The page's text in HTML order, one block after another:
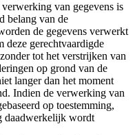
van gegevens is
belang van de
de gegevens verwerkt
deze gerechtvaardigde
tot het verstrijken van
op grond van de
langer dan het moment
Indien de verwerking van
op toestemming,
daadwerkelijk wordt